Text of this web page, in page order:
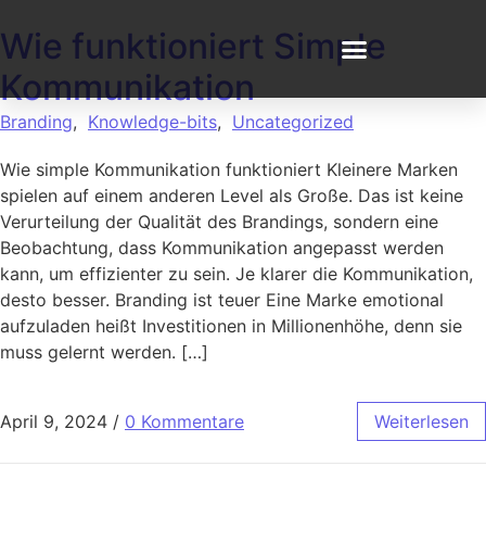
Wie funktioniert Simple
Kommunikation
Branding, Knowledge-bits, Uncategorized
Wie simple Kommunikation funktioniert Kleinere Marken
spielen auf einem anderen Level als Große. Das ist keine
Verurteilung der Qualität des Brandings, sondern eine
Beobachtung, dass Kommunikation angepasst werden
kann, um effizienter zu sein. Je klarer die Kommunikation,
desto besser. Branding ist teuer Eine Marke emotional
aufzuladen heißt Investitionen in Millionenhöhe, denn sie
muss gelernt werden. […]
April 9, 2024 / 0 Kommentare Weiterlesen